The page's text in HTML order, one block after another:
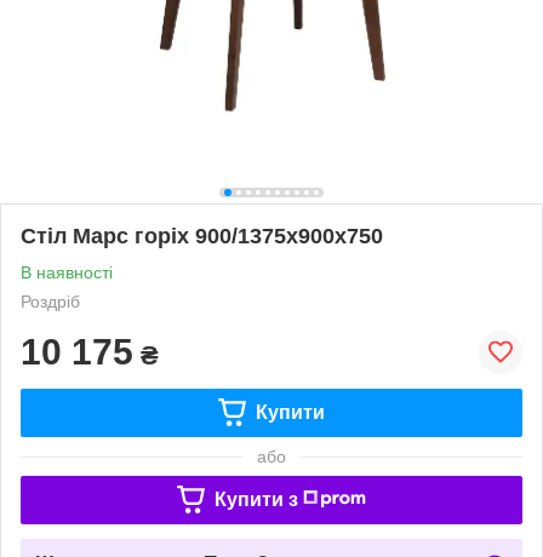
Стіл Марс горіх 900/1375x900x750
В наявності
Роздріб
10 175 ₴
Купити
або
Купити з